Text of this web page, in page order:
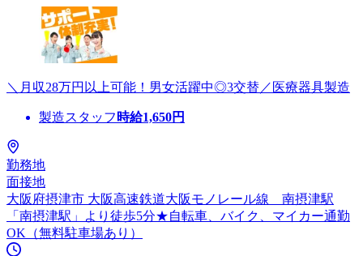
＼月収28万円以上可能！男女活躍中◎3交替／医療器具製造
製造スタッフ 時給1,650円
勤務地
面接地
大阪府摂津市 大阪高速鉄道大阪モノレール線 南摂津駅
「南摂津駅」より徒歩5分★自転車、バイク、マイカー通勤
OK（無料駐車場あり）